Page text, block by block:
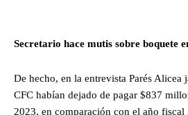
Secretario hace mutis sobre boquete
De hecho, en la entrevista Parés Alicea
CFC habían dejado de pagar $837
2023, en comparación con el año